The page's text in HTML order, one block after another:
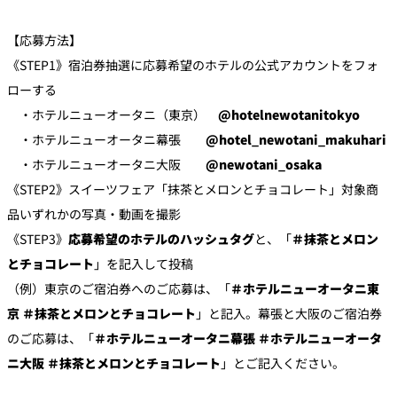
【応募方法】
《STEP1》宿泊券抽選に応募希望のホテルの公式アカウントをフォ
ローする
・ホテルニューオータニ（東京） @hotelnewotanitokyo
・ホテルニューオータニ幕張 @hotel_newotani_makuhari
・ホテルニューオータニ大阪 @newotani_osaka
《STEP2》スイーツフェア「抹茶とメロンとチョコレート」対象商
品いずれかの写真・動画を撮影
《STEP3》 応募希望のホテルのハッシュタグと、「＃抹茶とメロン
とチョコレート 」を記入して投稿
（例）東京のご宿泊券へのご応募は、「＃ホテルニューオータニ東
京 ＃抹茶とメロンとチョコレート 」と記入。幕張と大阪のご宿泊券
のご応募は、「＃ホテルニューオータニ幕張 ＃ホテルニューオータ
ニ大阪 ＃抹茶とメロンとチョコレート 」とご記入ください。